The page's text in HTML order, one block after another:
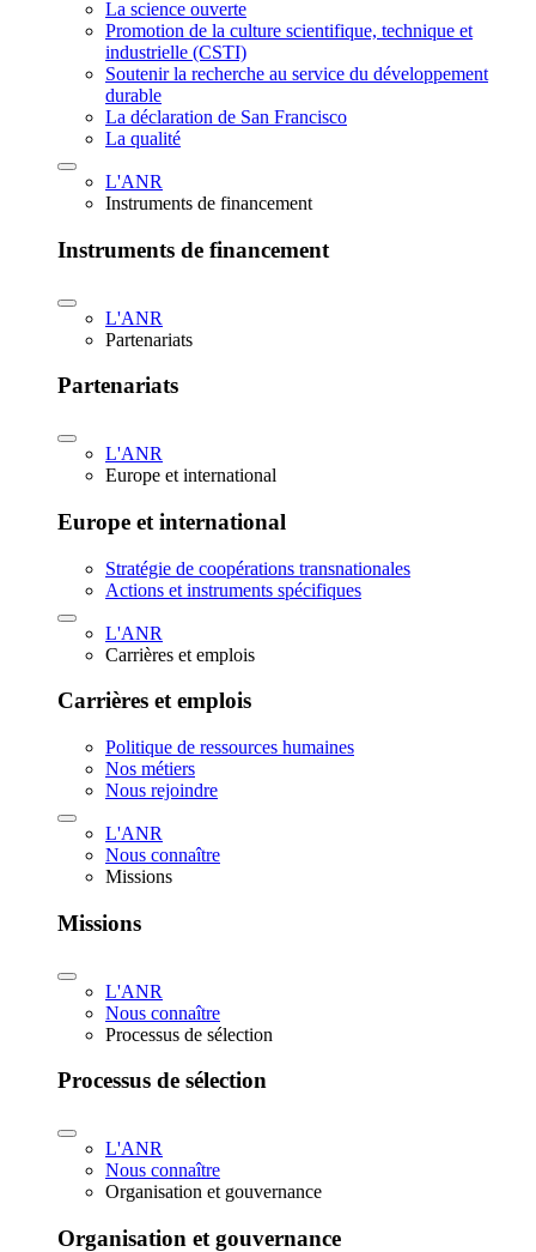
La science ouverte
Promotion de la culture scientifique, technique et
industrielle (CSTI)
Soutenir la recherche au service du développement
durable
La déclaration de San Francisco
La qualité
L'ANR
Instruments de financement
Instruments de financement
L'ANR
Partenariats
Partenariats
L'ANR
Europe et international
Europe et international
Stratégie de coopérations transnationales
Actions et instruments spécifiques
L'ANR
Carrières et emplois
Carrières et emplois
Politique de ressources humaines
Nos métiers
Nous rejoindre
L'ANR
Nous connaître
Missions
Missions
L'ANR
Nous connaître
Processus de sélection
Processus de sélection
L'ANR
Nous connaître
Organisation et gouvernance
Organisation et gouvernance